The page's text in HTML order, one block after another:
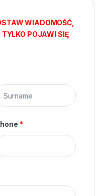
WIADOMOŚĆ,
POJAWI SIĘ
*